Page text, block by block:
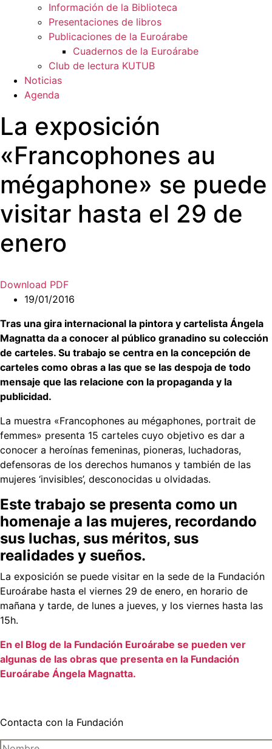
Información de la Biblioteca
Presentaciones de libros
Publicaciones de la Euroárabe
Cuadernos de la Euroárabe
Club de lectura KUTUB
Noticias
Agenda
La exposición
«Francophones au
mégaphone» se puede
visitar hasta el 29 de
enero
Download PDF
19/01/2016
Tras una gira internacional la pintora y cartelista Ángela
Magnatta da a conocer al público granadino su colección
de carteles. Su trabajo se centra en la concepción de
carteles como obras a las que se las despoja de todo
mensaje que las relacione con la propaganda y la
publicidad.
La muestra «Francophones au mégaphones, portrait de
femmes» presenta 15 carteles cuyo objetivo es dar a
conocer a heroínas femeninas, pioneras, luchadoras,
defensoras de los derechos humanos y también de las
mujeres ‘invisibles’, desconocidas u olvidadas.
Este trabajo se presenta como un
homenaje a las mujeres, recordando
sus luchas, sus méritos, sus
realidades y sueños.
La exposición se puede visitar en la sede de la Fundación
Euroárabe hasta el viernes 29 de enero, en horario de
mañana y tarde, de lunes a jueves, y los viernes hasta las
15h.
En el Blog de la Fundación Euroárabe se pueden ver
algunas de las obras que presenta en la Fundación
Euroárabe Ángela Magnatta.
Contacta con la Fundación